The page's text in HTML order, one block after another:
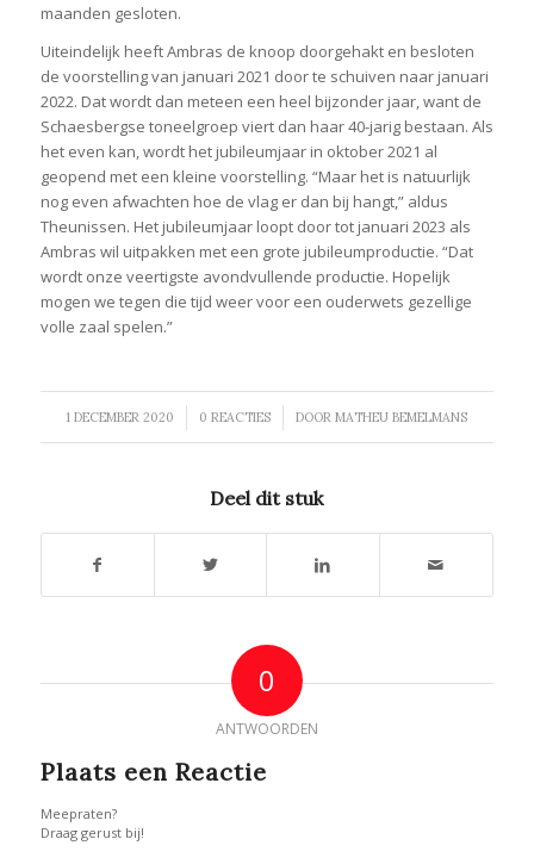
maanden gesloten.
Uiteindelijk heeft Ambras de knoop doorgehakt en besloten
de voorstelling van januari 2021 door te schuiven naar januari
2022. Dat wordt dan meteen een heel bijzonder jaar, want de
Schaesbergse toneelgroep viert dan haar 40-jarig bestaan. Als
het even kan, wordt het jubileumjaar in oktober 2021 al
geopend met een kleine voorstelling. “Maar het is natuurlijk
nog even afwachten hoe de vlag er dan bij hangt,” aldus
Theunissen. Het jubileumjaar loopt door tot januari 2023 als
Ambras wil uitpakken met een grote jubileumproductie. “Dat
wordt onze veertigste avondvullende productie. Hopelijk
mogen we tegen die tijd weer voor een ouderwets gezellige
volle zaal spelen.”
1 DECEMBER 2020
/ 0 REACTIES
/ DOORMATHEU BEMELMANS
Deel dit stuk
0
ANTWOORDEN
Plaats een Reactie
Meepraten?
Draag gerust bij!